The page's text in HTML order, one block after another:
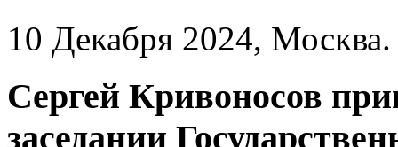
10 Декабря 2024,
Сергей Кривоносов
заседании